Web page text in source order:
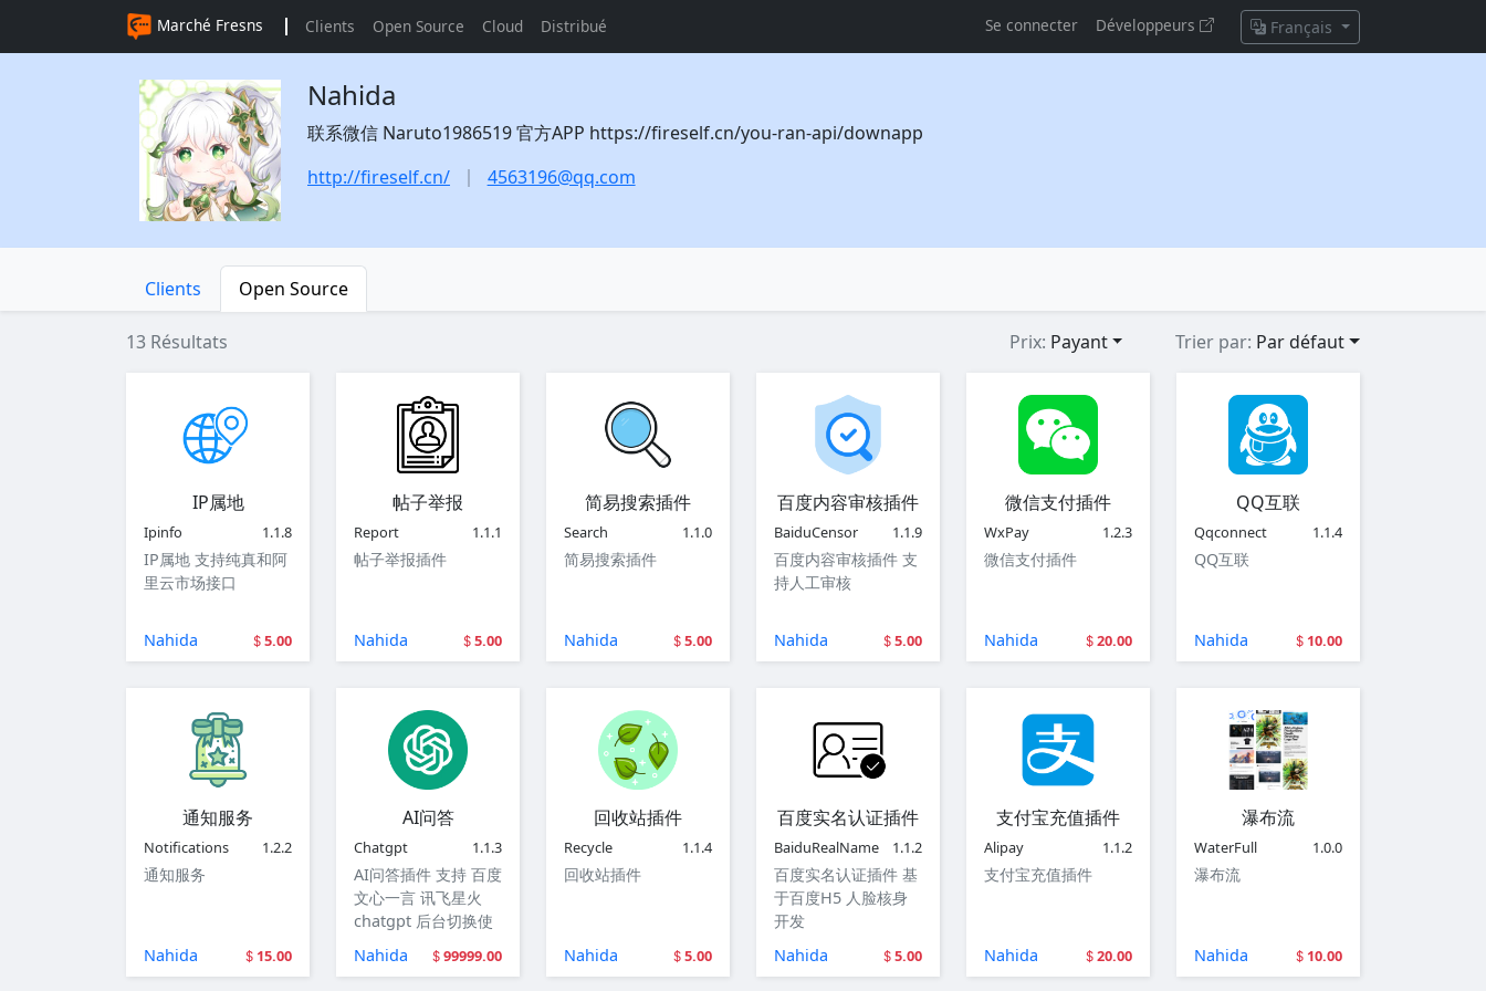
Marché Fresns Clients Open Source Cloud Distribué Se connecter Développeurs Français
Nahida
联系微信 Naruto1986519 官方APP https://fireself.cn/you-ran-api/downapp
http://fireself.cn/
4563196@qq.com
Clients Open Source
13 Résultats Prix: Payant Trier par: Par défaut
IP属地
Ipinfo 1.1.8
IP属地 支持纯真和阿
里云市场接口
Nahida 5.00
帖子举报
Report 1.1.1
帖子举报插件
Nahida 5.00
简易搜索插件
Search 1.1.0
简易搜索插件
Nahida 5.00
百度内容审核插件
BaiduCensor 1.1.9
百度内容审核插件 支
持人工审核
Nahida 5.00
微信支付插件
WxPay 1.2.3
微信支付插件
Nahida 20.00
QQ互联
Qqconnect 1.1.4
QQ互联
Nahida 10.00
通知服务
Notifications 1.2.2
通知服务
Nahida 15.00
AI问答
Chatgpt 1.1.3
AI问答插件 支持 百度
文心一言 讯飞星火
chatgpt 后台切换使
Nahida 99999.00
回收站插件
Recycle 1.1.4
回收站插件
Nahida 5.00
百度实名认证插件
BaiduRealName 1.1.2
百度实名认证插件 基
于百度H5 人脸核身
开发
Nahida
5.00
支付宝充值插件
Alipay 1.1.2
支付宝充值插件
Nahida 20.00
瀑布流
WaterFull 1.0.0
瀑布流
Nahida 10.00